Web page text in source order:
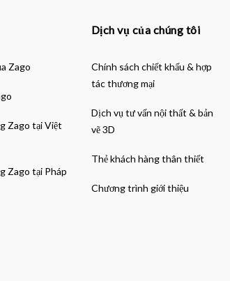
Zago
Zago tại Việt
Zago tại Pháp
Dịch vụ của chúng tôi
Chính sách chiết khấu & hợp
tác thương mại
Dịch vụ tư vấn nội thất & bản
vẽ 3D
Thẻ khách hàng thân thiết
Chương trình giới thiệu